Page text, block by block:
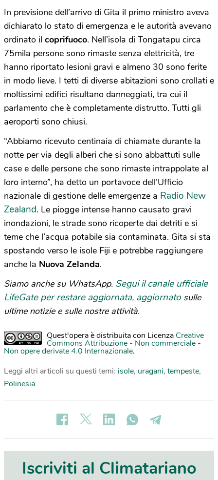
In previsione dell’arrivo di Gita il primo ministro aveva
dichiarato lo stato di emergenza e le autorità avevano
ordinato il coprifuoco. Nell’isola di Tongatapu circa
75mila persone sono rimaste senza elettricità, tre
hanno riportato lesioni gravi e almeno 30 sono ferite
in modo lieve. I tetti di diverse abitazioni sono crollati e
moltissimi edifici risultano danneggiati, tra cui il
parlamento che è completamente distrutto. Tutti gli
aeroporti sono chiusi.
“Abbiamo ricevuto centinaia di chiamate durante la
notte per via degli alberi che si sono abbattuti sulle
case e delle persone che sono rimaste intrappolate al
loro interno”, ha detto un portavoce dell’Ufficio
nazionale di gestione delle emergenze a Radio New
Zealand. Le piogge intense hanno causato gravi
inondazioni, le strade sono ricoperte dai detriti e si
teme che l’acqua potabile sia contaminata. Gita si sta
spostando verso le isole Fiji e potrebbe raggiungere
anche la Nuova Zelanda.
Siamo anche su WhatsApp. Segui il canale ufficiale
LifeGate per restare aggiornata, aggiornato sulle
ultime notizie e sulle nostre attività.
Quest'opera è distribuita con Licenza Creative
Commons Attribuzione - Non commerciale -
Non opere derivate 4.0 Internazionale.
Leggi altri articoli su questi temi: isole, uragani, tempeste,
Polinesia
Iscriviti al Climatariano